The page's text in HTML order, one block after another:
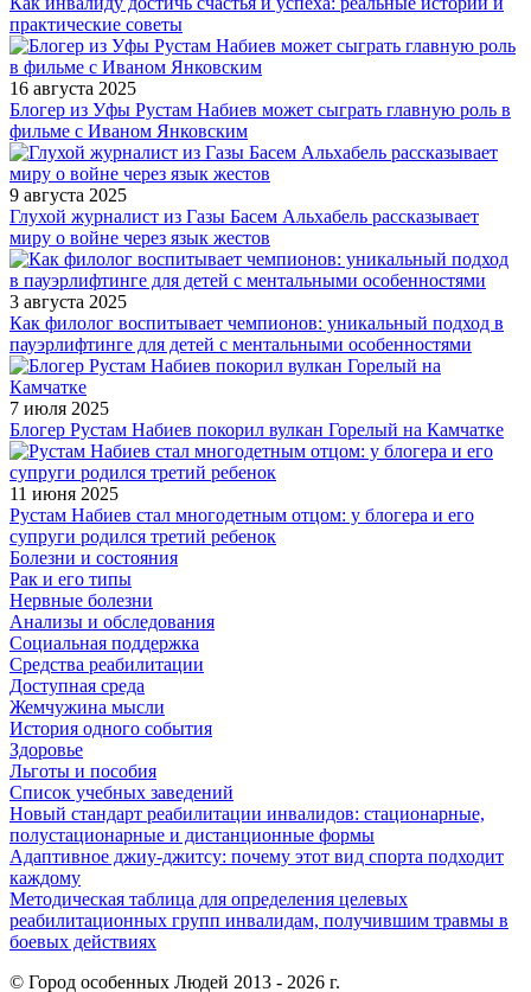
практические советы
16 августа 2025
Блогер из Уфы Рустам Набиев может сыграть главную роль в
фильме с Иваном Янковским
9 августа 2025
Глухой журналист из Газы Басем Альхабель рассказывает
миру о войне через язык жестов
3 августа 2025
Как филолог воспитывает чемпионов: уникальный подход в
пауэрлифтинге для детей с ментальными особенностями
7 июля 2025
Блогер Рустам Набиев покорил вулкан Горелый на Камчатке
11 июня 2025
Рустам Набиев стал многодетным отцом: у блогера и его
супруги родился третий ребенок
Болезни и состояния
Рак и его типы
Нервные болезни
Анализы и обследования
Социальная поддержка
Средства реабилитации
Доступная среда
Жемчужина мысли
История одного события
Здоровье
Льготы и пособия
Список учебных заведений
Новый стандарт реабилитации инвалидов: стационарные,
полустационарные и дистанционные формы
Адаптивное джиу-джитсу: почему этот вид спорта подходит
каждому
Методическая таблица для определения целевых
реабилитационных групп инвалидам, получившим травмы в
боевых действиях
© Город особенных Людей 2013 - 2026 г.